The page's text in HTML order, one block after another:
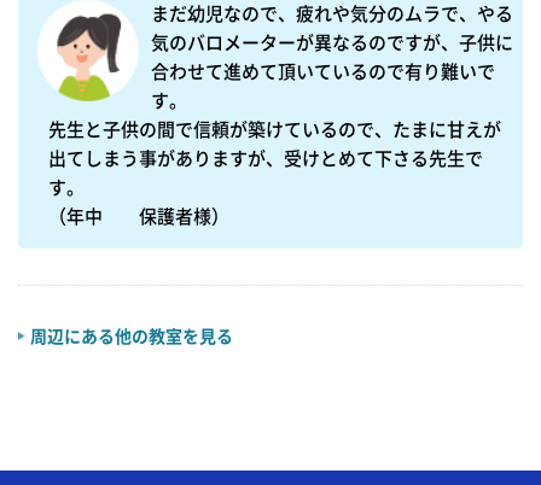
まだ幼児なので、疲れや気分のムラで、やる
気のバロメーターが異なるのですが、子供に
合わせて進めて頂いているので有り難いで
す。
先生と子供の間で信頼が築けているので、たまに甘えが
出てしまう事がありますが、受けとめて下さる先生で
す。
周辺にある他の教室を見る